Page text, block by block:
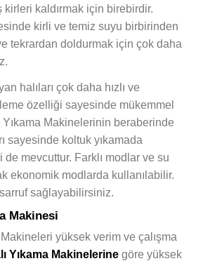
kaldırmak için birebirdir.
kirli ve temiz suyu birbirinden
tekrardan doldurmak için çok daha
halıları çok daha hızlı ve
özelliği sayesinde mükemmel
Yıkama Makinelerinin beraberinde
sayesinde koltuk yıkamada
mevcuttur. Farklı modlar ve su
ekonomik modlarda kullanılabilir.
sağlayabilirsiniz.
Makinesi
yüksek verim ve çalışma
Yıkama Makinelerine göre yüksek